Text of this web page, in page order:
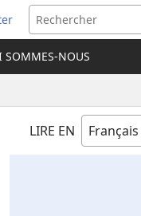
SOMMES-NOUS
LIRE EN